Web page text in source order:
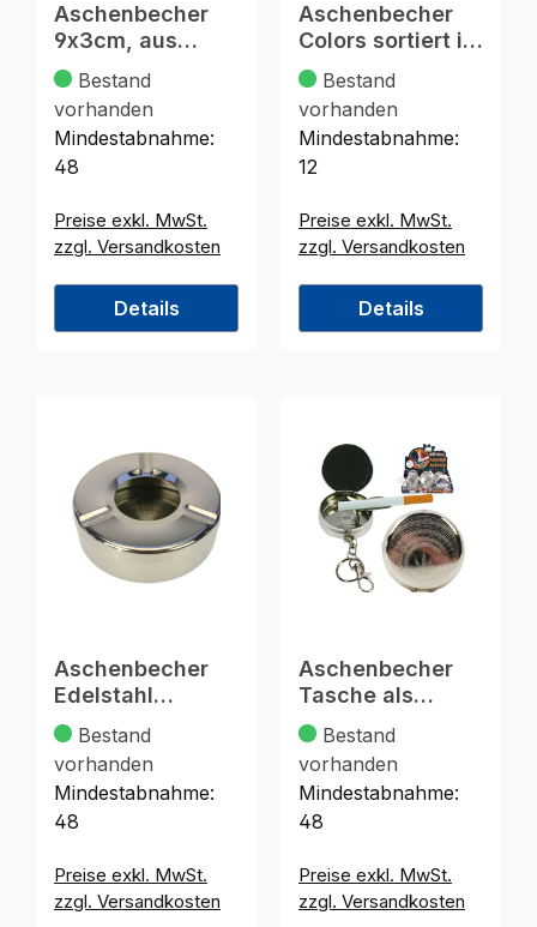
Aschenbecher
9x3cm, aus
feinster Keramik
Bestand
vorhanden
Mindestabnahme:
48
Preise exkl. MwSt.
zzgl. Versandkosten
Details
Aschenbecher
Colors sortiert im
Display 11x8cm
Bestand
vorhanden
Mindestabnahme:
12
Preise exkl. MwSt.
zzgl. Versandkosten
Details
Aschenbecher
Edelstahl
11x3,5cm
Bestand
vorhanden
Mindestabnahme:
48
Preise exkl. MwSt.
zzgl. Versandkosten
Aschenbecher
Tasche als
Schlüsselanhäng
er Bestand
vorhanden
Mindestabnahme:
48
Preise exkl. MwSt.
zzgl. Versandkosten